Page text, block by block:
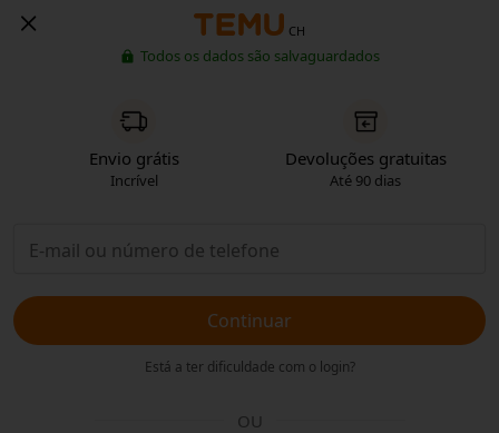
CH
Todos os dados são salvaguardados
Envio grátis
Incrível
Devoluções gratuitas
Até 90 dias
Continuar
Está a ter dificuldade com o login?
OU